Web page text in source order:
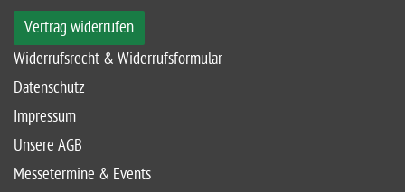
Vertrag widerrufen
Widerrufsrecht & Widerrufsformular
Datenschutz
Impressum
Unsere AGB
Messetermine & Events